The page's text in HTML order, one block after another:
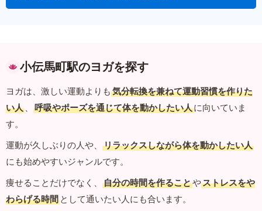
小伝馬町駅のヨガを探す
ヨガは、激しい運動よりも 気分転換を兼ねて運動習慣を作りた
い人 、 呼吸やポーズを通じて体を動かしたい人に向いていま
す。
運動が久しぶりの人や、
リラックスしながら体を動かしたい人
にも始めやすいジャンルです。
痩せることだけでなく、
自分の時間を作ることやストレスをや
わらげる時間 として通いたい人にも合います。